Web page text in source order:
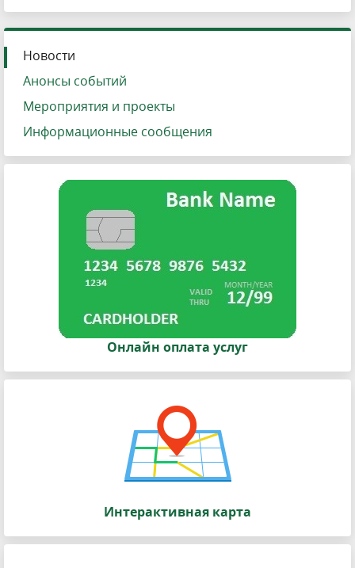
Новости
Анонсы событий
Мероприятия и проекты
Информационные сообщения
Онлайн оплата услуг
Интерактивная карта